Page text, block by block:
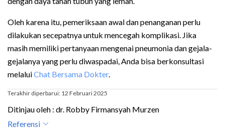
Oleh karena itu, pemeriksaan awal dan penanganan perlu
dilakukan secepatnya untuk mencegah komplikasi. Jika
masih memiliki pertanyaan mengenai pneumonia dan gejala-
gejalanya yang perlu diwaspadai, Anda bisa berkonsultasi
melaluiChat Bersama Dokter.
Terakhir diperbarui: 12 Februari 2025